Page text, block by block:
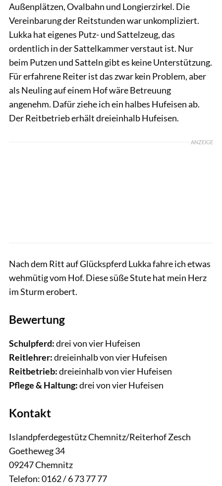
Außenplätzen, Ovalbahn und Longierzirkel. Die
Vereinbarung der Reitstunden war unkompliziert.
Lukka hat eigenes Putz- und Sattelzeug, das
ordentlich in der Sattelkammer verstaut ist. Nur
beim Putzen und Satteln gibt es keine Unterstützung.
Für erfahrene Reiter ist das zwar kein Problem, aber
als Neuling auf einem Hof wäre Betreuung
angenehm. Dafür ziehe ich ein halbes Hufeisen ab.
Der Reitbetrieb erhält dreieinhalb Hufeisen.
ANZEIGE
Nach dem Ritt auf Glückspferd Lukka fahre ich etwas
wehmütig vom Hof. Diese süße Stute hat mein Herz
im Sturm erobert.
Bewertung
Schulpferd:drei von vier Hufeisen
Reitlehrer:dreieinhalb von vier Hufeisen
Reitbetrieb:dreieinhalb von vier Hufeisen
Pflege & Haltung:drei von vier Hufeisen
Kontakt
Islandpferdegestütz Chemnitz/Reiterhof Zesch
Goetheweg 34
09247 Chemnitz
Telefon: 0162 / 6 73 77 77